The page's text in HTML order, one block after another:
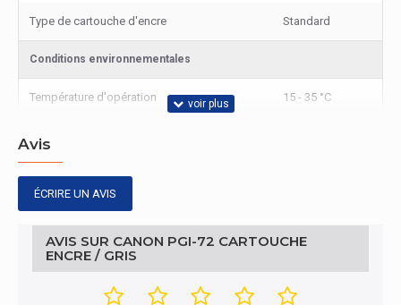
Type de cartouche d'encre Standard
Conditions environnementales
Température d'opération 15 - 35 °C
Température hors fonctionnement
Avis
ÉCRIRE UN AVIS
AVIS SUR CANON PGI-72 CARTOUCHE
ENCRE / GRIS